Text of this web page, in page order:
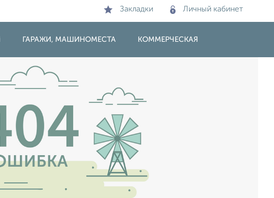
Закладки Личный кабинет
ГАРАЖИ, МАШИНОМЕСТА КОММЕРЧЕСКАЯ